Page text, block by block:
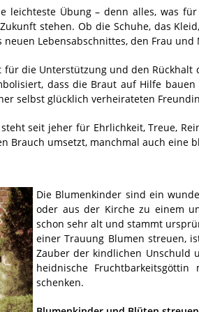
leichteste Übung – denn alles, was
stehen. Ob die Schuhe, das
Lebensabschnittes, den Frau
für die Unterstützung und den Rückhalt
dass die Braut auf Hilfe
selbst glücklich verheirateten
seit jeher für Ehrlichkeit, Treue,
Brauch umsetzt, manchmal auch eine
Die Blumenkinder sind ein
oder aus der Kirche zu einem
schon sehr alt und stammt
einer Trauung Blumen streuen,
Zauber der kindlichen Unschuld
heidnische
schenken.